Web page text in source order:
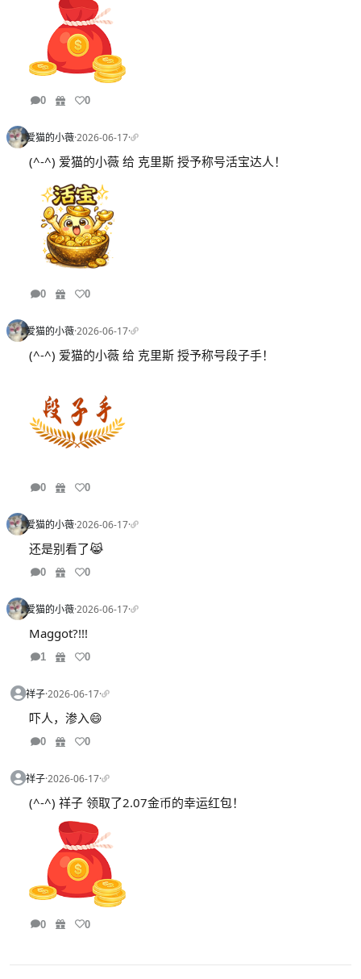
0 0
爱猫的小薇·2026-06-17·
(^-^) 爱猫的小薇 给 克里斯 授予称号活宝达人！
0 0
爱猫的小薇·2026-06-17·
(^-^) 爱猫的小薇 给 克里斯 授予称号段子手！
0 0
爱猫的小薇·2026-06-17·
还是别看了😹
0 0
爱猫的小薇·2026-06-17·
Maggot?!!!
1 0
祥子·2026-06-17·
吓人，渗入😄
0 0
祥子·2026-06-17·
(^-^) 祥子 领取了2.07金币的幸运红包！
0 0